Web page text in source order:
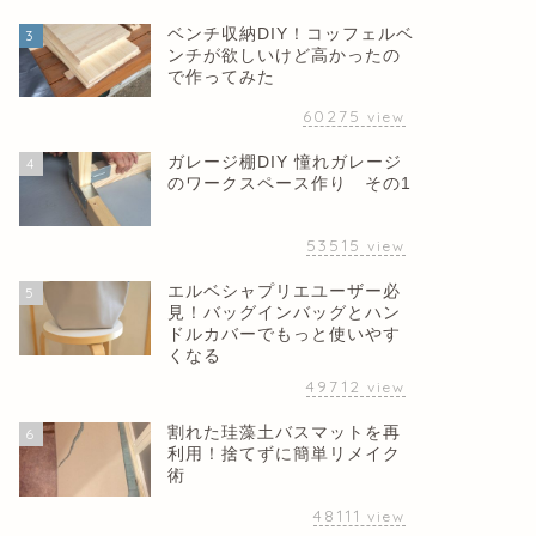
3
ベンチ収納DIY！コッフェルベ
ンチが欲しいけど高かったの
で作ってみた
60275 view
4
ガレージ棚DIY 憧れガレージ
のワークスペース作り その1
53515 view
5
エルベシャプリエユーザー必
見！バッグインバッグとハン
ドルカバーでもっと使いやす
くなる
49712 view
6
割れた珪藻土バスマットを再
利用！捨てずに簡単リメイク
術
48111 view